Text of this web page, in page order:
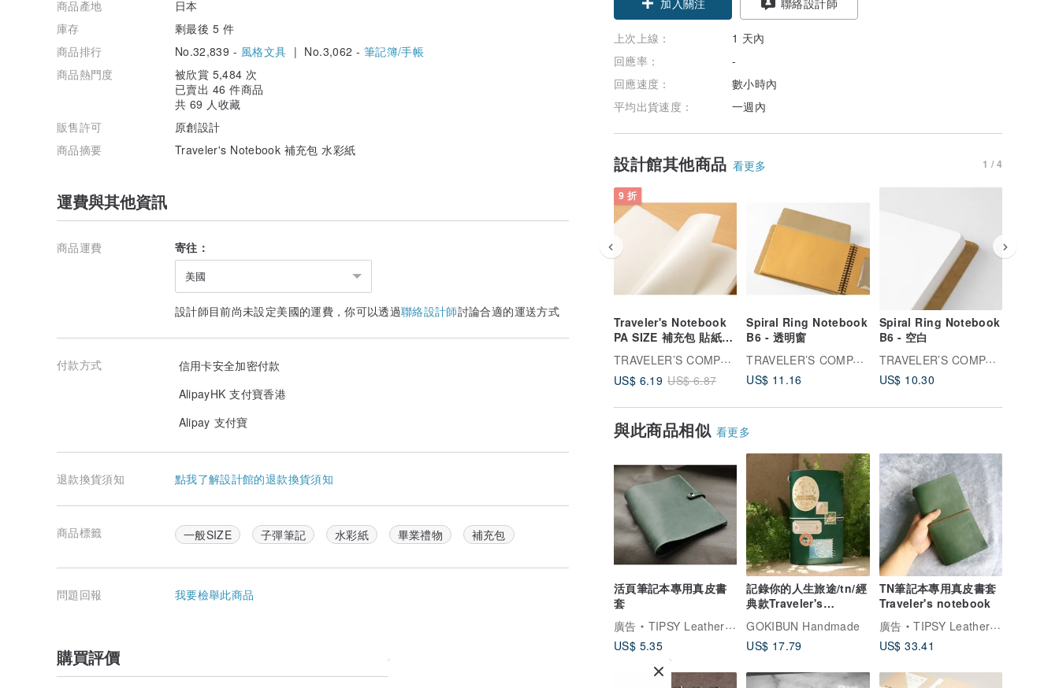
上次上線：
1 天內
回應率：
-
回應速度：
數小時內
平均出貨速度：
一週內
設計館其他商品 看更多 1 / 4
9 折
Traveler's Notebook
PA SIZE 補充包 貼紙冊
017
TRAVELER’S COMPANY
US$ 6.19 US$ 6.87
Spiral Ring Notebook
B6 - 透明窗
TRAVELER’S COMPANY
US$ 11.16
Spiral Ring Notebook
B6 - 空白
TRAVELER’S COMPANY
US$ 10.30
與此商品相似 看更多
活頁筆記本專用真皮書
套
廣告
TIPSY Leather Goods
US$ 5.35
記錄你的人生旅途/tn/經
典款Traveler's
notebook/配套封皮與
內芯
GOKIBUN Handmade
US$ 17.79
TN筆記本專用真皮書套
Traveler's notebook
廣告
TIPSY Leather Goods
US$ 33.41
商品產地
日本
庫存
剩最後 5 件
商品排行
No.32,839 - 風格文具 | No.3,062 -筆記簿/手帳
商品熱門度
被欣賞 5,484 次
已賣出 46 件商品
共 69 人收藏
販售許可
原創設計
商品摘要
Traveler's Notebook 補充包 水彩紙
運費與其他資訊
商品運費 寄往：
美國
設計師目前尚未設定美國的運費，你可以透過聯絡設計師討論合適的運送方式
付款方式
信用卡安全加密付款
AlipayHK 支付寶香港
Alipay 支付寶
退款換貨須知 點我了解設計館的退款換貨須知
商品標籤 一般SIZE 子彈筆記 水彩紙 畢業禮物 補充包
問題回報 我要檢舉此商品
購買評價